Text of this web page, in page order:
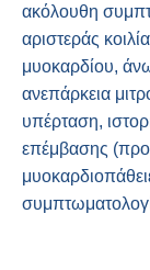
ακόλουθη
αριστεράς
μυοκαρδίου,
ανεπάρκεια
υπέρταση,
επέμβασης (προ